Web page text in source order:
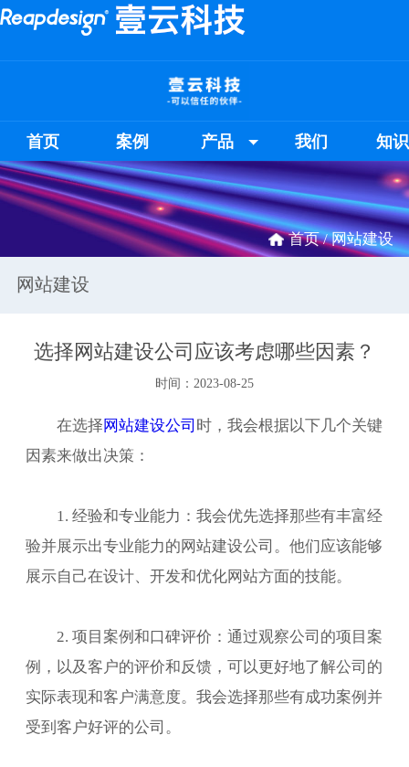
首页 案例 产品 我们 知
首页 /网站建设
网站建设
选择网站建设公司应该考虑哪些因素？
时间：2023-08-25
在选择网站建设公司 时，我会根据以下几个关键
因素来做出决策：
1. 经验和专业能力：我会优先选择那些有丰富经
验并展示出专业能力的网站建设公司。他们应该能够
展示自己在设计、开发和优化网站方面的技能。
2. 项目案例和口碑评价：通过观察公司的项目案
例，以及客户的评价和反馈，可以更好地了解公司的
实际表现和客户满意度。我会选择那些有成功案例并
受到客户好评的公司。